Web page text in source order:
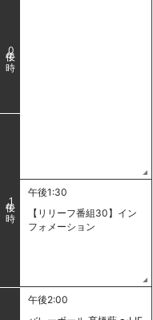
0
1
午後1:30
【リリーフ番組30】イン
フォメーション
午後2:00